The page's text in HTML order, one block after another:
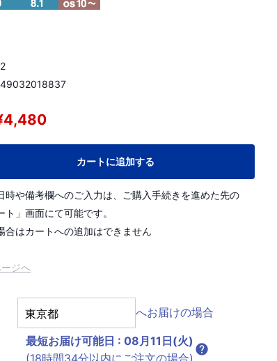
カートに追加する
時や備考欄へのご入力は、ご購入手続きを進めた先の
ト」画面にて可能です。
合はカートへの追加はできません
ジへ
へお届けの場合
最短お届け可能日 : 08月11日(火)
(18時間34分以内にご注文の場合)